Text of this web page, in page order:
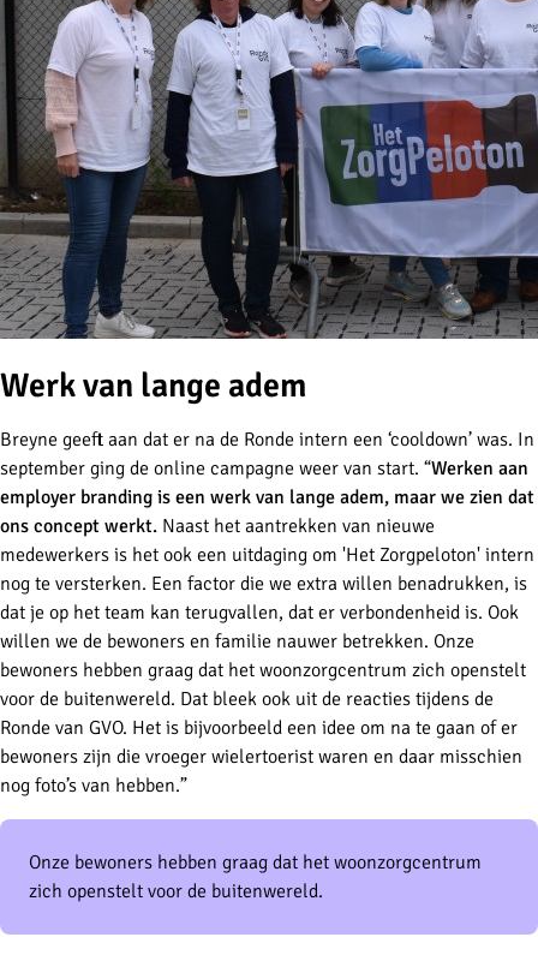
Werk van lange adem
Breyne geeft aan dat er na de Ronde intern een ‘cooldown’ was. In
september ging de online campagne weer van start. “Werken aan
employer branding is een werk van lange adem, maar we zien dat
ons concept werkt. Naast het aantrekken van nieuwe
medewerkers is het ook een uitdaging om 'Het Zorgpeloton' intern
nog te versterken. Een factor die we extra willen benadrukken, is
dat je op het team kan terugvallen, dat er verbondenheid is. Ook
willen we de bewoners en familie nauwer betrekken. Onze
bewoners hebben graag dat het woonzorgcentrum zich openstelt
voor de buitenwereld. Dat bleek ook uit de reacties tijdens de
Ronde van GVO. Het is bijvoorbeeld een idee om na te gaan of er
bewoners zijn die vroeger wielertoerist waren en daar misschien
nog foto’s van hebben.”
Onze bewoners hebben graag dat het woonzorgcentrum
zich openstelt voor de buitenwereld.